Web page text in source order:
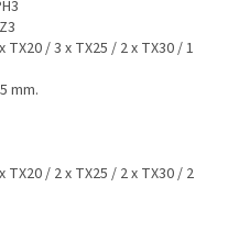
TX20 / 3 x TX25 / 2 x TX30 / 1
mm.
TX20 / 2 x TX25 / 2 x TX30 / 2